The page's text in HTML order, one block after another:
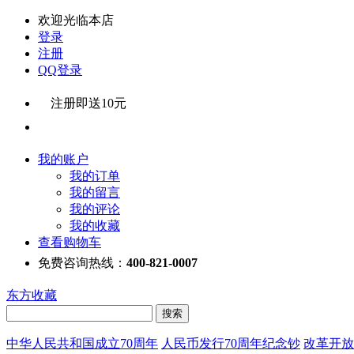
欢迎光临本店
登录
注册
QQ登录
注册即送10元
我的账户
我的订单
我的留言
我的评论
我的收藏
查看购物车
免费咨询热线： 400-821-0007
东方收藏
中华人民共和国成立70周年 人民币发行70周年纪念钞 改革开